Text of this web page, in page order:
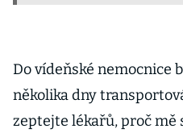
Do vídeňské nemocnice
několika dny
zeptejte lékařů, proč mě